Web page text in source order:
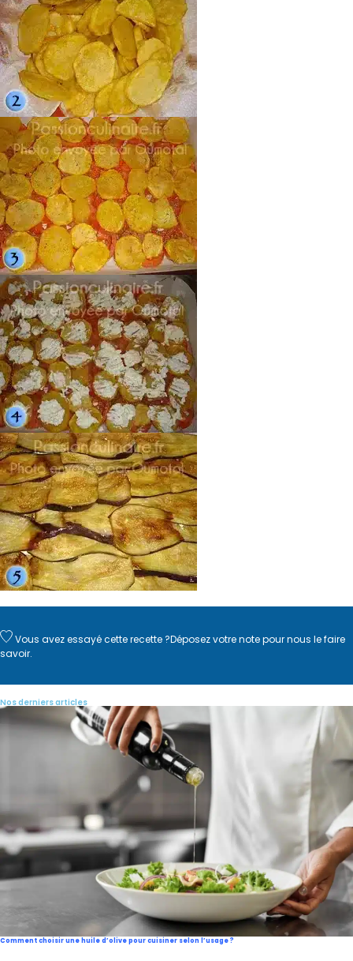
Vous avez essayé cette recette ?Déposez votre notepour nous le faire
savoir.
Nos derniers articles
Comment choisir une huile d’olive pour cuisiner selon l’usage ?